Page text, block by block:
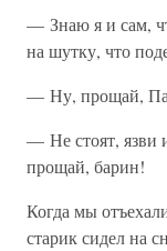
— Знаю я и сам,
на шутку, что
— Ну, прощай,
— Не стоят, язви
прощай, барин!
Когда мы
старик сидел на